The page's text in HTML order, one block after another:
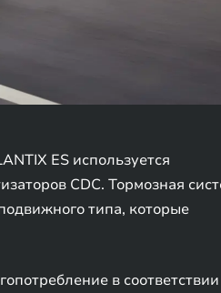
ES используется
CDC. Тормозная
типа, которые
в соответствии